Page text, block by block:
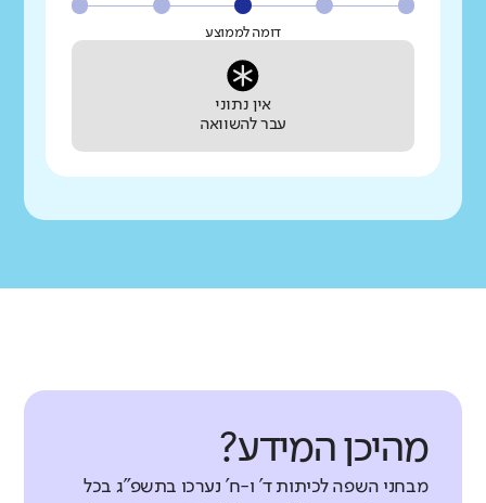
דומה לממוצע
אין נתוני
עבר להשוואה
מהיכן המידע?
מבחני השפה לכיתות ד' ו-ח' נערכו בתשפ"ג בכל